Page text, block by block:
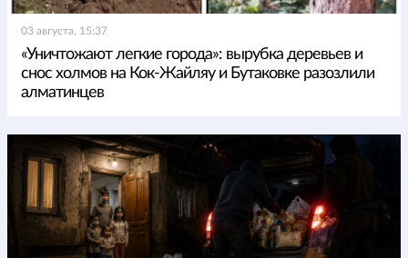
03 августа, 15:37
«Уничтожают легкие города»: вырубка деревьев и
снос холмов на Кок-Жайляу и Бутаковке разозлили
алматинцев